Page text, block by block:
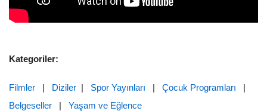
Kategoriler:
Filmler | Diziler | Spor Yayınları | Çocuk Programları |
Belgeseller | Yaşam ve Eğlence